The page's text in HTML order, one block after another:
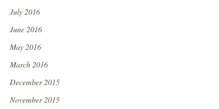
July 2016
June 2016
May 2016
March 2016
December 2015
November 2015